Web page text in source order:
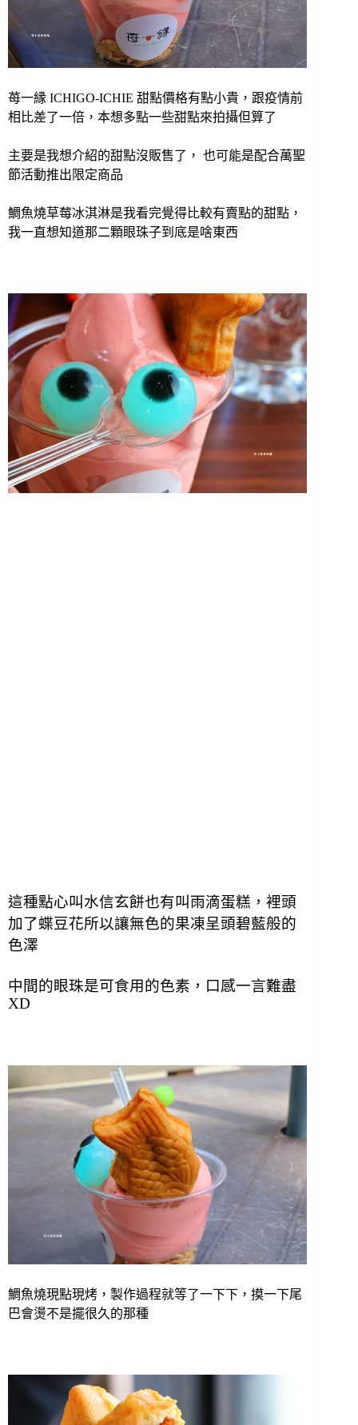
苺一縁 ICHIGO-ICHIE 甜點價格有點小貴，跟疫情前
相比差了一倍，本想多點一些甜點來拍攝但算了
主要是我想介紹的甜點沒販售了， 也可能是配合萬聖
節活動推出限定商品
鯛魚燒草莓冰淇淋是我看完覺得比較有賣點的甜點，
我一直想知道那二顆眼珠子到底是啥東西
這種點心叫水信玄餅也有叫雨滴蛋糕， 裡頭
加了蝶豆花所以讓無色的果凍呈頭碧藍般的
色澤
中間的眼珠是可食用的色素，口感一言難盡
XD
鯛魚燒現點現烤，製作過程就等了一下下，摸一下尾
巴會燙不是擺很久的那種